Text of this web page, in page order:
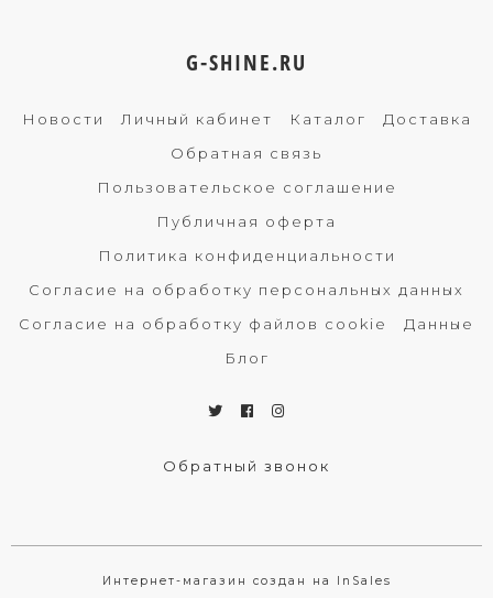
G-SHINE.RU
Новости Личный кабинет Каталог
Доставка
Обратная связь
Пользовательское соглашение
Публичная оферта
Политика конфиденциальности
Согласие на обработку персональных данных
Согласие на обработку файлов cookie
Данные
Блог
Обратный звонок
Интернет-магазин создан на InSales